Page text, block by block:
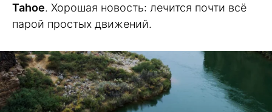
Tahoe. Хорошая новость: лечится почти всё
парой простых движений.